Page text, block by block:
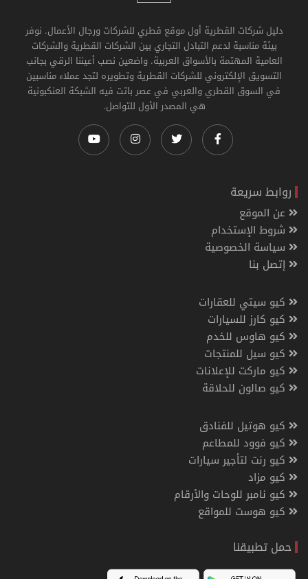
دليل شركات القطرية أول موقع قطري للشركات ورجال الأعمال. نوفر
بيئة مناسبة لدعم التبادل التجاري بين الشركات القطرية والشركات
العامية المهتمة بالأسواق العربية. واضعين نصب أعيننا الرقي بجانب
التسويق الإلكتروني للشركات القطرية وتطويره لتجد عملاء مناسبين
في السوق القطري والعربي في عصر باتت فيه الشبكة العنكبونية
هي المصدر الأول للتواصل.
روابط سريعة
عن الموقع
شروط الإستخدام
سياسة الخصوصية
إتصل بنا
كيو سيتي للعقارات
كيو كارز للسيارات
كيو هاوس للخدم
كيو سيل للمنتجات
كيو ماركت للإعلانات
كيو صالون للحلاقة
كيو هوتيل للفنادق
كيو فوود للمطاعم
كيو رنت لتأجير سيارات
كيو مزاد
كيو نامبر للوحات والأرقام
كيو هوست للمواقع
حمل تطبيقنا